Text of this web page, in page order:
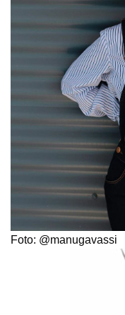
Foto: @manugavassi